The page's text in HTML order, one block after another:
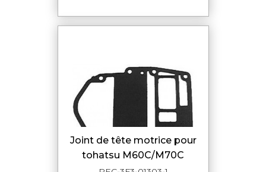
joint de tête motrice pour
tohatsu M60C/M70C